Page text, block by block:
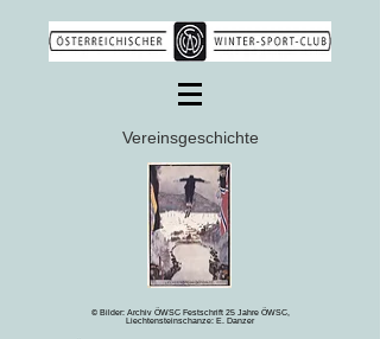
Vereinsgeschichte
© Bilder: Archiv ÖWSC Festschrift 25 Jahre ÖWSC,
Liechtensteinschanze: E. Danzer